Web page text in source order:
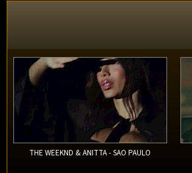
THE WEEKND & ANITTA - SAO PAULO